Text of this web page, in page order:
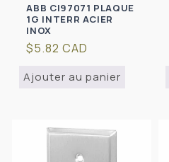
ABB CI97071 PLAQUE
1G INTERR ACIER
INOX
Prix
$5.82 CAD
Ajouter au panier